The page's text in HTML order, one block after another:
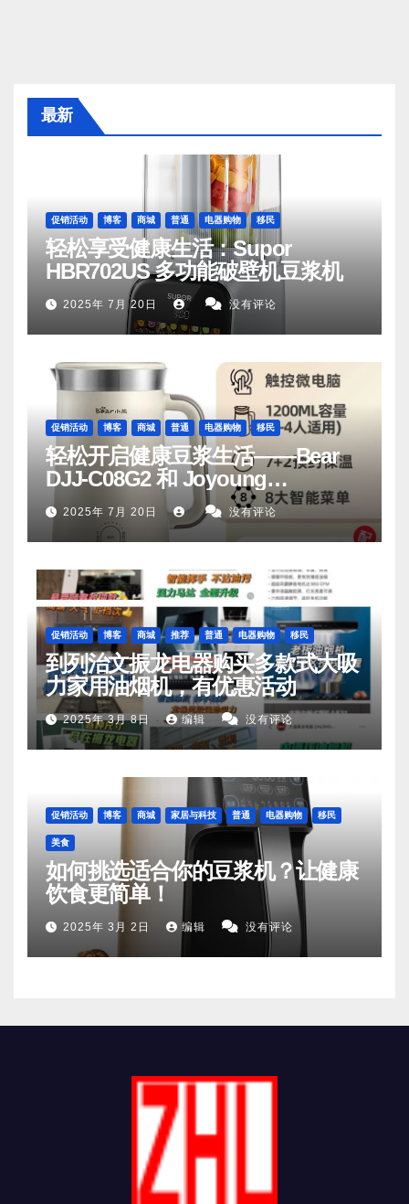
最新
促销活动 博客 商城 普通 电器购物 移民
轻松享受健康生活：Supor
HBR702US 多功能破壁机豆浆机
2025年 7月 20日 没有评论
促销活动 博客 商城 普通 电器购物 移民
轻松开启健康豆浆生活——Bear
DJJ‑C08G2 和 Joyoung
DJ06M‑D53，你值得拥有
2025年 7月 20日 没有评论
促销活动 博客 商城 推荐 普通 电器购物 移民
到列治文振龙电器购买多款式大吸
力家用油烟机，有优惠活动
2025年 3月 8日 编辑 没有评论
促销活动 博客 商城 家居与科技 普通 电器购物 移民
美食
如何挑选适合你的豆浆机？让健康
饮食更简单！
2025年 3月 2日 编辑 没有评论